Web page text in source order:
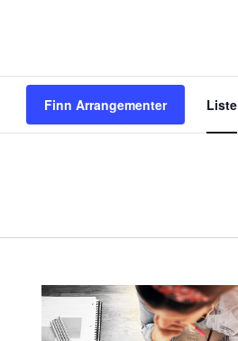
Finn Arrangementer Liste